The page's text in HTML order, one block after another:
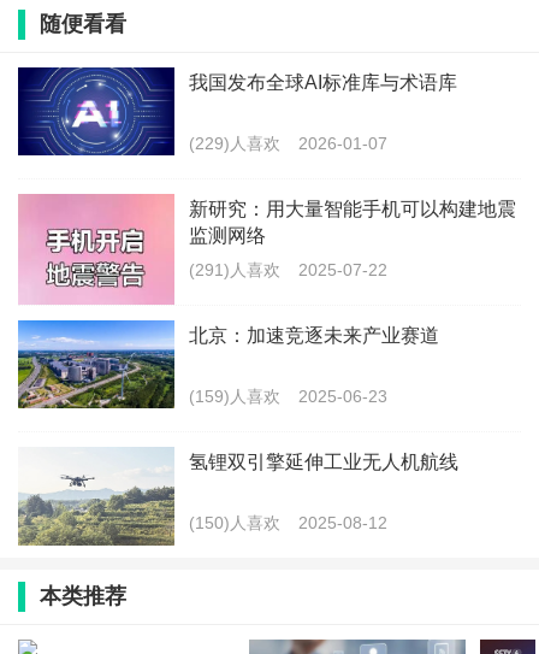
iPhone 11pro max和xs max信号网速对比
如图，这是一个国内评测人对比的
信号表现差不多，下载速度快，上传速度更慢，但是网
速稍微快一点。
iPhone11 iPhone xsmax 手机
最新文章
(167)人喜欢 2026-02-24
随便看看
我国发布全球AI标准库与术语库
(229)人喜欢 2026-01-07
新研究：用大量智能手机可以构建地震
监测网络
(291)人喜欢 2025-07-22
北京：加速竞逐未来产业赛道
(159)人喜欢 2025-06-23
氢锂双引擎延伸工业无人机航线
(150)人喜欢 2025-08-12
本类推荐